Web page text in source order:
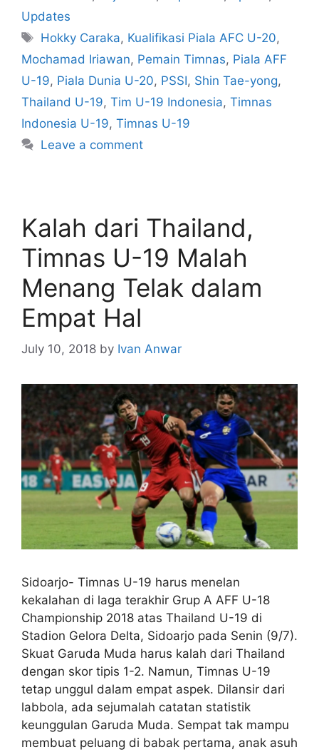
Updates
Hokky Caraka, Kualifikasi Piala AFC U-20,
Mochamad Iriawan, Pemain Timnas, Piala AFF
U-19, Piala Dunia U-20, PSSI, Shin Tae-yong,
Thailand U-19, Tim U-19 Indonesia, Timnas
Indonesia U-19, Timnas U-19
Leave a comment
Kalah dari Thailand,
Timnas U-19 Malah
Menang Telak dalam
Empat Hal
July 10, 2018 by Ivan Anwar
Sidoarjo- Timnas U-19 harus menelan
kekalahan di laga terakhir Grup A AFF U-18
Championship 2018 atas Thailand U-19 di
Stadion Gelora Delta, Sidoarjo pada Senin (9/7).
Skuat Garuda Muda harus kalah dari Thailand
dengan skor tipis 1-2. Namun, Timnas U-19
tetap unggul dalam empat aspek. Dilansir dari
labbola, ada sejumalah catatan statistik
keunggulan Garuda Muda. Sempat tak mampu
membuat peluang di babak pertama, anak asuh